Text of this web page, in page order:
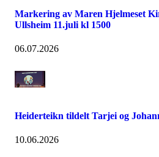
Markering av Maren Hjelmeset
Ullsheim 11.juli kl 1500
06.07.2026
Heiderteikn tildelt Tarjei og
10.06.2026